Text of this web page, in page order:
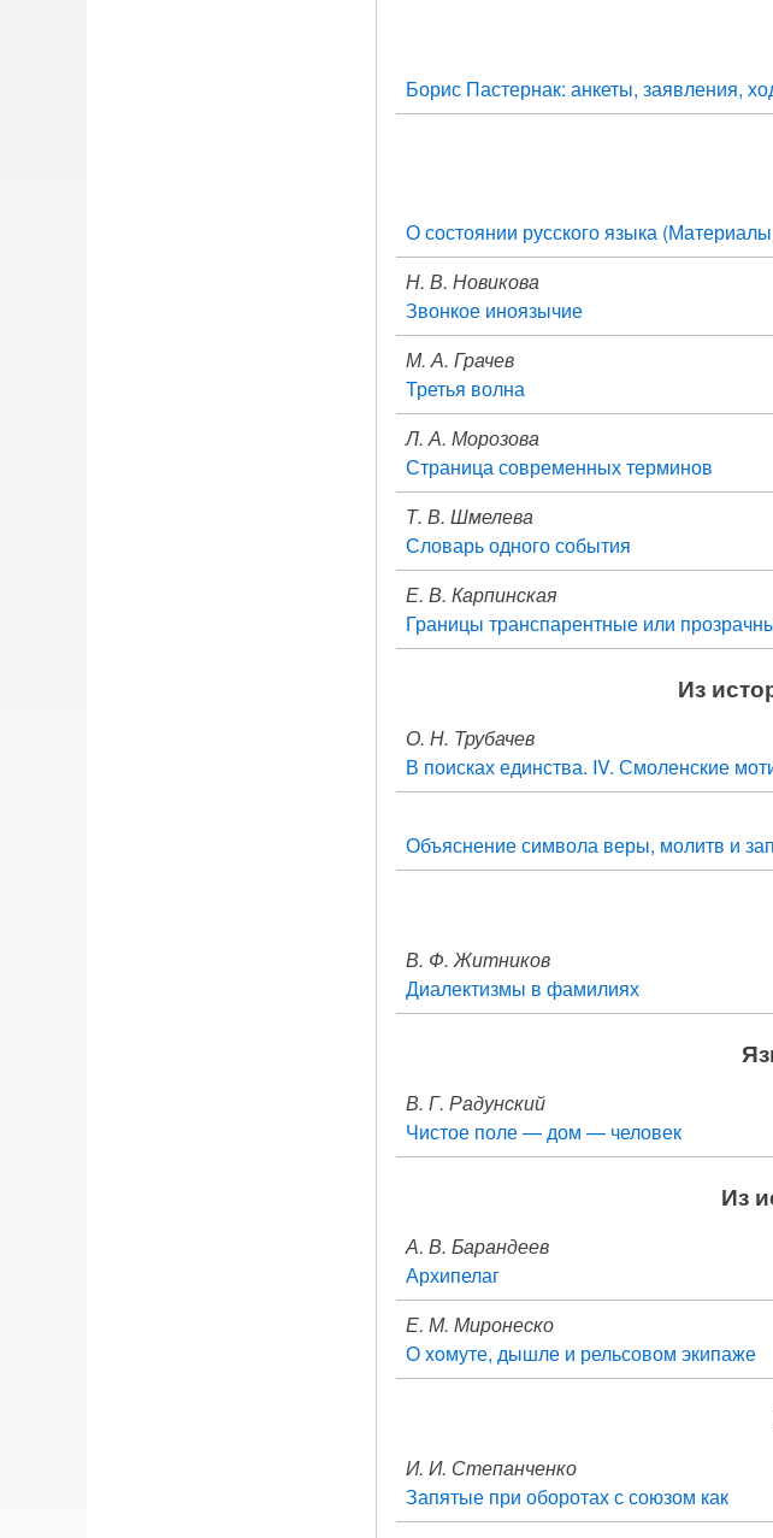
Борис Пастернак: анкеты, заявления,
О состоянии русского языка
Н. В. Новикова
Звонкое иноязычие
М. А. Грачев
Третья волна
Л. А. Морозова
Страница современных терминов
Т. В. Шмелева
Словарь одного события
Е. В. Карпинская
Границы транспарентные или
Из
О. Н. Трубачев
В поисках единства. IV. Смоленские
Объяснение символа веры, молитв и
В. Ф. Житников
Диалектизмы в фамилиях
В. Г. Радунский
Чистое поле — дом — человек
Из
А. В. Барандеев
Архипелаг
Е. М. Миронеско
О xoмуте, дышле и рельсовом экипаже
И. И. Степанченко
Запятые при оборотах с союзом как